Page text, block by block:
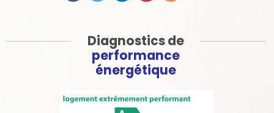
Diagnostics de
performance
énergétique